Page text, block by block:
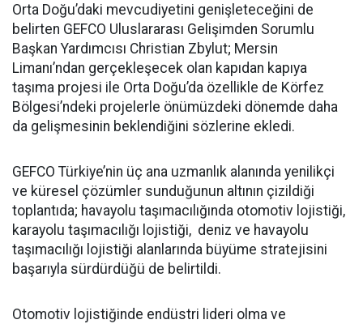
Orta Doğu’daki mevcudiyetini genişleteceğini de
belirten GEFCO Uluslararası Gelişimden Sorumlu
Başkan Yardımcısı Christian Zbylut; Mersin
Limanı’ndan gerçekleşecek olan kapıdan kapıya
taşıma projesi ile Orta Doğu’da özellikle de Körfez
Bölgesi’ndeki projelerle önümüzdeki dönemde daha
da gelişmesinin beklendiğini sözlerine ekledi.
GEFCO Türkiye’nin üç ana uzmanlık alanında yenilikçi
ve küresel çözümler sunduğunun altının çizildiği
toplantıda; havayolu taşımacılığında otomotiv lojistiği,
karayolu taşımacılığı lojistiği, deniz ve havayolu
taşımacılığı lojistiği alanlarında büyüme stratejisini
başarıyla sürdürdüğü de belirtildi.
Otomotiv lojistiğinde endüstri lideri olma ve